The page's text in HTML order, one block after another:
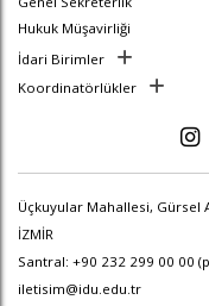
Hukuk Müşavirliği
İdari Birimler
Koordinatörlükler
Üçkuyular Mahallesi, Gürsel
İZMİR
Santral: +90 232 299 00 00
iletisim@idu.edu.tr